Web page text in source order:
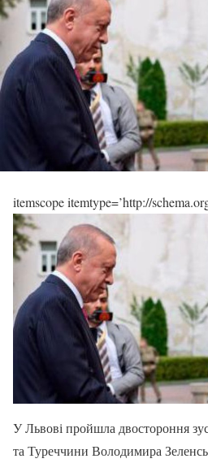
itemscope itemtype=’http://
У Львові пройшла двостороння
та Туреччини Володимира